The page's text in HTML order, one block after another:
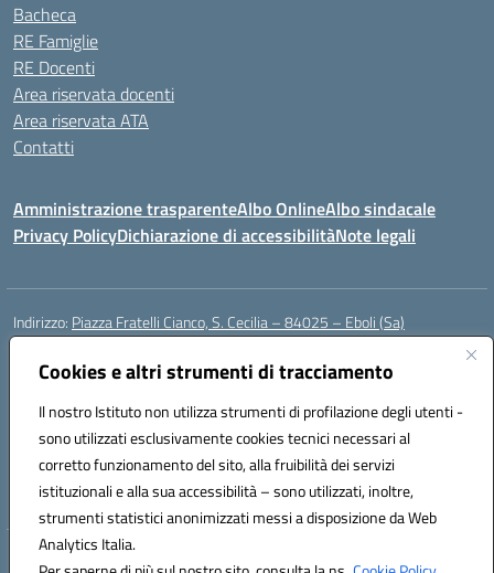
Cookies e altri strumenti di tracciamento
Il nostro Istituto non utilizza strumenti di profilazione degli utenti -
sono utilizzati esclusivamente cookies tecnici necessari al
corretto funzionamento del sito, alla fruibilità dei servizi
istituzionali e alla sua accessibilità – sono utilizzati, inoltre,
strumenti statistici anonimizzati messi a disposizione da Web
Analytics Italia.
Bacheca
RE Famiglie
RE Docenti
Area riservata docenti
Area riservata ATA
Contatti
Amministrazione trasparenteAlbo OnlineAlbo sindacale
Privacy PolicyDichiarazione di accessibilitàNote legali
Indirizzo: Piazza Fratelli Cianco, S. Cecilia – 84025 – Eboli (Sa)
Centralino:
Posta elettronica certificata (PEC):saic81900c@pec.istruzione.it
Codice fiscale: 91028680659
Codice meccanografico:SAIC81900C
Codice Indice delle Pubbliche Amministrazioni (IPA): istsc_saic81900c
Codice unico di fatturazione (CUF): UFWGMO
Hosting & Powered by 3D Solution S.r.l.